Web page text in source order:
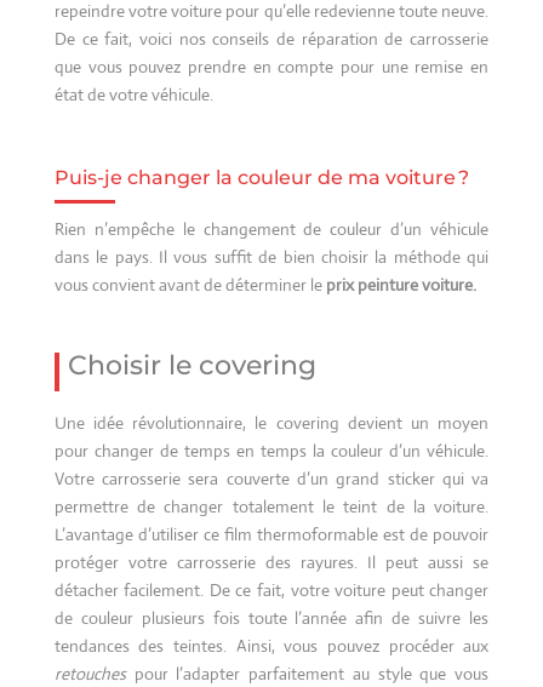
repeindre votre voiture pour qu’elle redevienne toute neuve.
De ce fait, voici nos conseils de réparation de carrosserie
que vous pouvez prendre en compte pour une remise en
état de votre véhicule.
Puis-je changer la couleur de ma voiture ?
Rien n’empêche le changement de couleur d’un véhicule
dans le pays. Il vous suffit de bien choisir la méthode qui
vous convient avant de déterminer le prix peinture voiture.
Choisir le covering
Une idée révolutionnaire, le covering devient un moyen
pour changer de temps en temps la couleur d’un véhicule.
Votre carrosserie sera couverte d’un grand sticker qui va
permettre de changer totalement le teint de la voiture.
L’avantage d’utiliser ce film thermoformable est de pouvoir
protéger votre carrosserie des rayures. Il peut aussi se
détacher facilement. De ce fait, votre voiture peut changer
de couleur plusieurs fois toute l’année afin de suivre les
tendances des teintes. Ainsi, vous pouvez procéder aux
retouchespour l’adapter parfaitement au style que vous